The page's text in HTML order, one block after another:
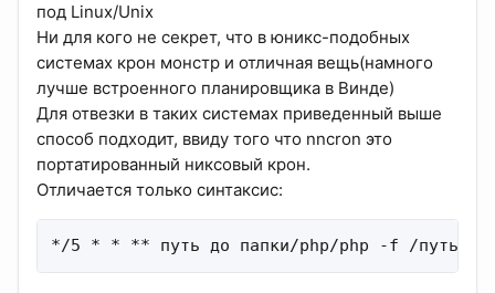
под Linux/Unix
Ни для кого не секрет, что в юникс-подобных
системах крон монстр и отличная вещь(намного
лучше встроенного планировщика в Винде)
Для отвезки в таких системах приведенный выше
способ подходит, ввиду того что nncron это
портатированный никсовый крон.
Отличается только синтаксис:
*/5 * * ** путь до папки/php/php -f /путь до